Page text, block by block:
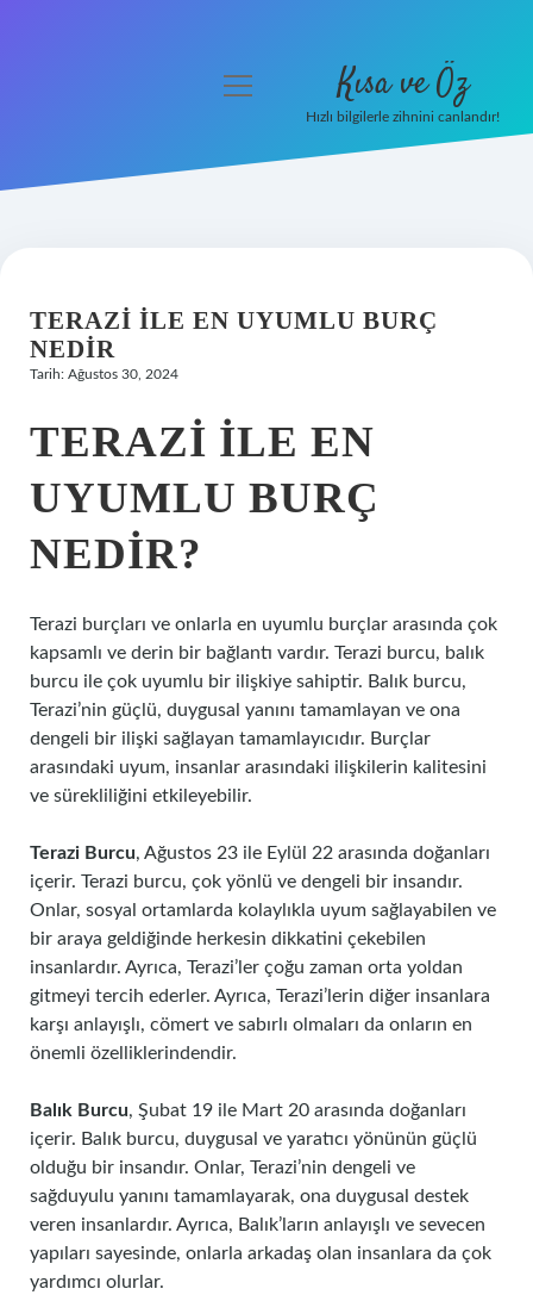
Hakkımızda
menüyü
Kısa ve Öz
Hızlı bilgilerle zihnini canlandır!
TERAZI ILE EN UYUMLU BURÇ
NEDIR
Tarih: Ağustos 30, 2024
TERAZI ILE EN
UYUMLU BURÇ
NEDIR?
Terazi burçları ve onlarla en uyumlu burçlar arasında çok
kapsamlı ve derin bir bağlantı vardır. Terazi burcu, balık
burcu ile çok uyumlu bir ilişkiye sahiptir. Balık burcu,
Terazi’nin güçlü, duygusal yanını tamamlayan ve ona
dengeli bir ilişki sağlayan tamamlayıcıdır. Burçlar
arasındaki uyum, insanlar arasındaki ilişkilerin kalitesini
ve sürekliliğini etkileyebilir.
Terazi Burcu, Ağustos 23 ile Eylül 22 arasında doğanları
içerir. Terazi burcu, çok yönlü ve dengeli bir insandır.
Onlar, sosyal ortamlarda kolaylıkla uyum sağlayabilen ve
bir araya geldiğinde herkesin dikkatini çekebilen
insanlardır. Ayrıca, Terazi’ler çoğu zaman orta yoldan
gitmeyi tercih ederler. Ayrıca, Terazi’lerin diğer insanlara
karşı anlayışlı, cömert ve sabırlı olmaları da onların en
önemli özelliklerindendir.
Balık Burcu, Şubat 19 ile Mart 20 arasında doğanları
içerir. Balık burcu, duygusal ve yaratıcı yönünün güçlü
olduğu bir insandır. Onlar, Terazi’nin dengeli ve
sağduyulu yanını tamamlayarak, ona duygusal destek
veren insanlardır. Ayrıca, Balık’ların anlayışlı ve sevecen
yapıları sayesinde, onlarla arkadaş olan insanlara da çok
yardımcı olurlar.